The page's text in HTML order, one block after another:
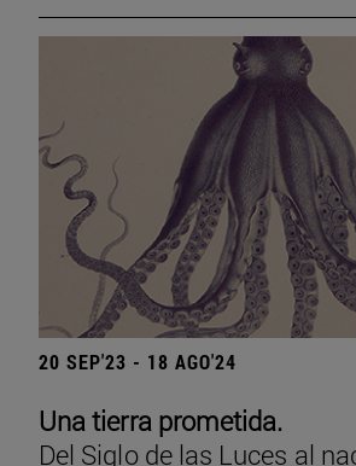
20 SEP'23 - 18 AGO'24
Una tierra prometida.
Del Siglo de las Luces al